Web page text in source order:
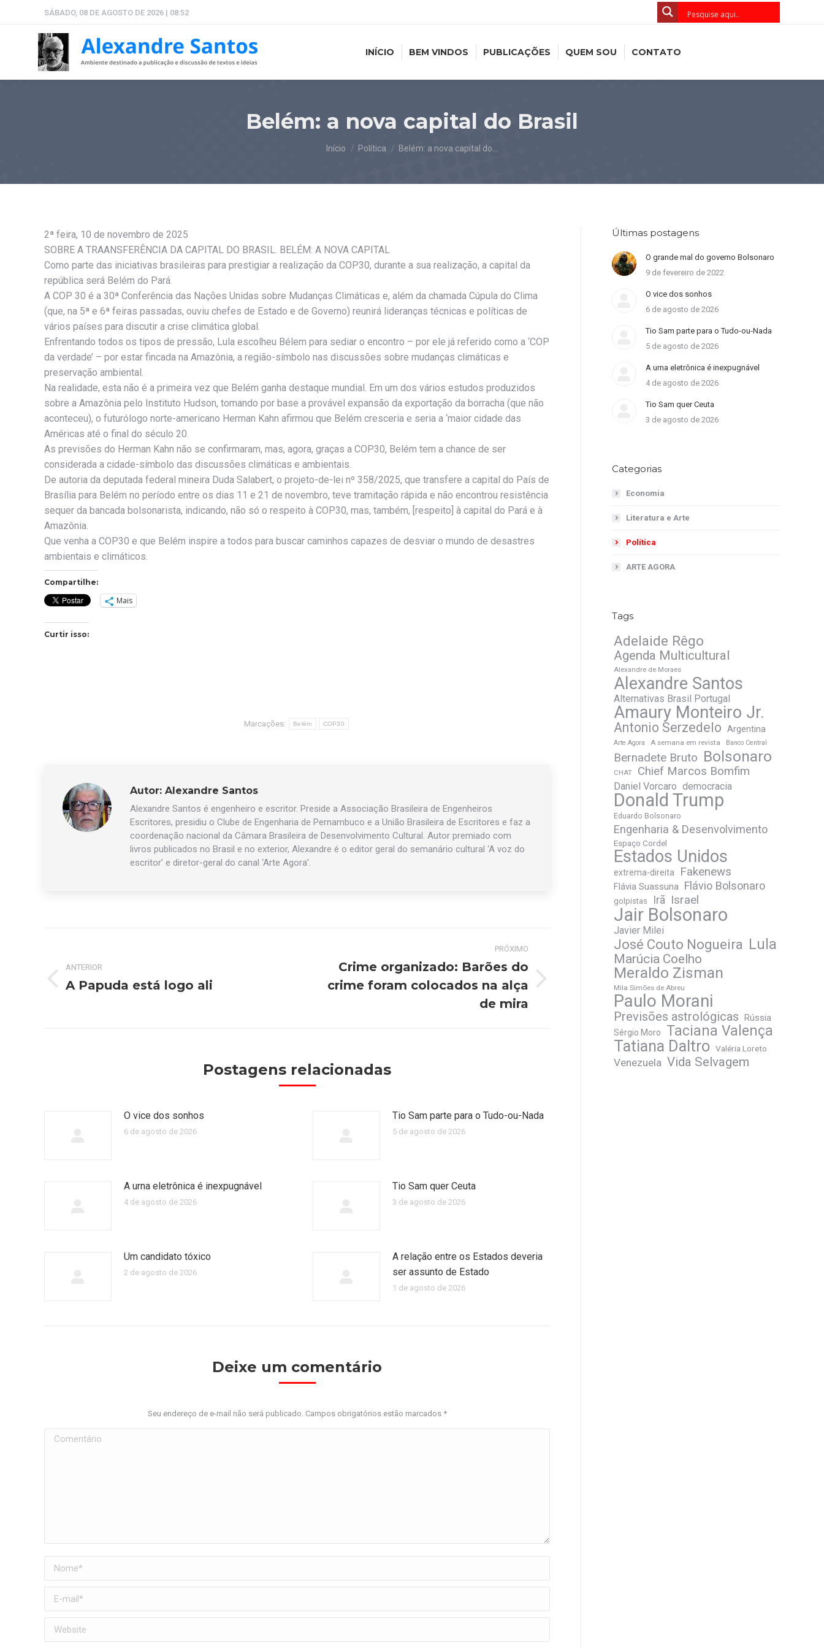
SÁBADO, 08 DE AGOSTO DE 2026 | 08:52
INÍCIO BEM VINDOS PUBLICAÇÕES QUEM SOU CONTATO
Belém: a nova capital do Brasil
Você está aqui:
Início Política Belém: a nova capital do…
2ª feira, 10 de novembro de 2025
SOBRE A TRAANSFERÊNCIA DA CAPITAL DO BRASIL. BELÉM: A NOVA CAPITAL
Como parte das iniciativas brasileiras para prestigiar a realização da COP30, durante a sua realização, a capital da
república será Belém do Pará.
A COP 30 é a 30ª Conferência das Nações Unidas sobre Mudanças Climáticas e, além da chamada Cúpula do Clima
(que, na 5ª e 6ª feiras passadas, ouviu chefes de Estado e de Governo) reunirá lideranças técnicas e políticas de
vários países para discutir a crise climática global.
Enfrentando todos os tipos de pressão, Lula escolheu Bélem para sediar o encontro – por ele já referido como a ‘COP
da verdade’ – por estar fincada na Amazônia, a região-símbolo nas discussões sobre mudanças climáticas e
preservação ambiental.
Na realidade, esta não é a primeira vez que Belém ganha destaque mundial. Em um dos vários estudos produzidos
sobre a Amazônia pelo Instituto Hudson, tomando por base a provável expansão da exportação da borracha (que não
aconteceu), o futurólogo norte-americano Herman Kahn afirmou que Belém cresceria e seria a ‘maior cidade das
Américas até o final do século 20.
As previsões do Herman Kahn não se confirmaram, mas, agora, graças a COP30, Belém tem a chance de ser
considerada a cidade-símbolo das discussões climáticas e ambientais.
De autoria da deputada federal mineira Duda Salabert, o projeto-de-lei nº 358/2025, que transfere a capital do País de
Brasília para Belém no período entre os dias 11 e 21 de novembro, teve tramitação rápida e não encontrou resistência
sequer da bancada bolsonarista, indicando, não só o respeito à COP30, mas, também, [respeito] à capital do Pará e à
Amazônia.
Que venha a COP30 e que Belém inspire a todos para buscar caminhos capazes de desviar o mundo de desastres
ambientais e climáticos.
Compartilhe:
Mais
Curtir isso:
Marcações: Belém COP30
Autor: Alexandre Santos
Alexandre Santos é engenheiro e escritor. Preside a Associação Brasileira de Engenheiros
Escritores, presidiu o Clube de Engenharia de Pernambuco e a União Brasileira de Escritores e faz a
coordenação nacional da Câmara Brasileira de Desenvolvimento Cultural. Autor premiado com
livros publicados no Brasil e no exterior, Alexandre é o editor geral do semanário cultural ‘A voz do
escritor’ e diretor-geral do canal ‘Arte Agora’.
de
post:
ANTERIOR
Post
A Papuda está logo ali
PRÓXIMO
Próximo
Crime organizado: Barões do
crime foram colocados na alça
de mira
Postagens relacionadas
O vice dos sonhos
6 de agosto de 2026
Tio Sam parte para o Tudo-ou-Nada
5 de agosto de 2026
A urna eletrônica é inexpugnável
4 de agosto de 2026
Tio Sam quer Ceuta
3 de agosto de 2026
Um candidato tóxico
2 de agosto de 2026
A relação entre os Estados deveria
ser assunto de Estado
1 de agosto de 2026
Deixe um comentário
Seu endereço de e-mail não será publicado. Campos obrigatórios estão marcados *
Comentário
Nome *
E-mail *
Website
Últimas postagens
O grande mal do governo Bolsonaro
9 de fevereiro de 2022
O vice dos sonhos
6 de agosto de 2026
Tio Sam parte para o Tudo-ou-Nada
5 de agosto de 2026
A urna eletrônica é inexpugnável
4 de agosto de 2026
Tio Sam quer Ceuta
3 de agosto de 2026
Categorias
Economia
Literatura e Arte
Política
ARTE AGORA
Tags
Adelaide Rêgo
Agenda Multicultural
Alexandre de Moraes
Alexandre Santos
Alternativas Brasil Portugal
Amaury Monteiro Jr.
Antonio Serzedelo Argentina
Arte Agora A semana em revista Banco Central
Bernadete Bruto Bolsonaro
CHAT Chief Marcos Bomfim
Daniel Vorcaro democracia
Donald Trump
Eduardo Bolsonaro
Engenharia & Desenvolvimento
Espaço Cordel
Estados Unidos
extrema-direita Fakenews
Flávia Suassuna Flávio Bolsonaro
golpistas Irã Israel
Jair Bolsonaro
Javier Milei
José Couto Nogueira Lula
Marúcia Coelho
Meraldo Zisman
Mila Simões de Abreu
Paulo Morani
Previsões astrológicas Rússia
Sérgio Moro Taciana Valença
Tatiana Daltro Valéria Loreto
Venezuela Vida Selvagem